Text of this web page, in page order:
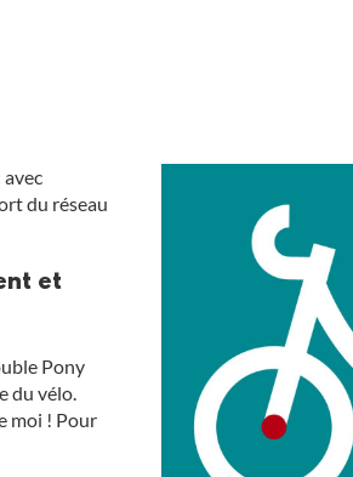
du réseau
et
Pony
du vélo.
moi ! Pour